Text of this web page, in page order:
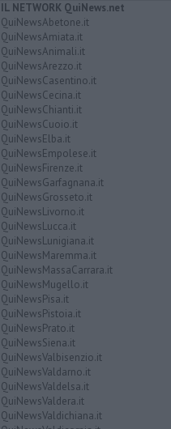
IL NETWORK QuiNews.net
QuiNewsAbetone.it
QuiNewsAmiata.it
QuiNewsAnimali.it
QuiNewsArezzo.it
QuiNewsCasentino.it
QuiNewsCecina.it
QuiNewsChianti.it
QuiNewsCuoio.it
QuiNewsElba.it
QuiNewsEmpolese.it
QuiNewsFirenze.it
QuiNewsGarfagnana.it
QuiNewsGrosseto.it
QuiNewsLivorno.it
QuiNewsLucca.it
QuiNewsLunigiana.it
QuiNewsMaremma.it
QuiNewsMassaCarrara.it
QuiNewsMugello.it
QuiNewsPisa.it
QuiNewsPistoia.it
QuiNewsPrato.it
QuiNewsSiena.it
QuiNewsValbisenzio.it
QuiNewsValdarno.it
QuiNewsValdelsa.it
QuiNewsValdera.it
QuiNewsValdichiana.it